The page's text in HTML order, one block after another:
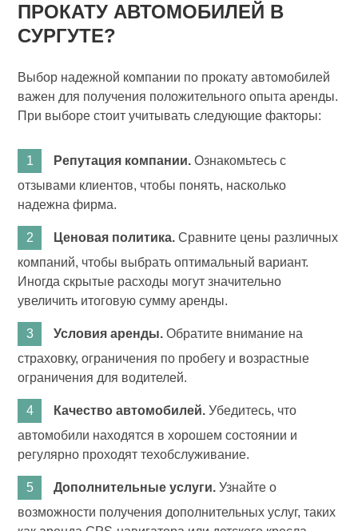
ПРОКАТУ АВТОМОБИЛЕЙ В
СУРГУТЕ?
Выбор надежной компании по прокату автомобилей
важен для получения положительного опыта аренды.
При выборе стоит учитывать следующие факторы:
Репутация компании. Ознакомьтесь с
отзывами клиентов, чтобы понять, насколько
надежна фирма.
Ценовая политика. Сравните цены различных
компаний, чтобы выбрать оптимальный вариант.
Иногда скрытые расходы могут значительно
увеличить итоговую сумму аренды.
Условия аренды. Обратите внимание на
страховку, ограничения по пробегу и возрастные
ограничения для водителей.
Качество автомобилей. Убедитесь, что
автомобили находятся в хорошем состоянии и
регулярно проходят техобслуживание.
Дополнительные услуги. Узнайте о
возможности получения дополнительных услуг, таких